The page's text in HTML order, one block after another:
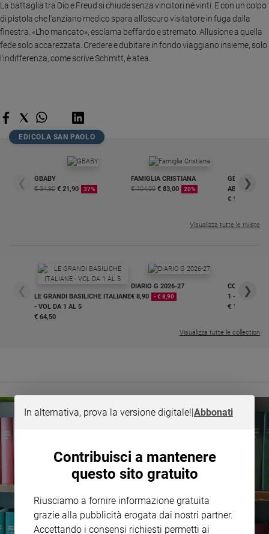
Sanremo
2026
Arte
Genitori
giovani
Adolescenza
Bioetica
Riflessioni
Podcast
Privacy
La battaglia tra Dio e Freud si chiude senza vincitori né vinti. E con un colpo
di pistola che l'anziano medico spara all’oscuro visitatore in fuga dalla
finestra. «L’ho mancato», esclama beffardo e stremato. Allusione a quella
fede solo accarezzata. Credere e dubitare in fondo viaggiano insieme, solo
l'indifferenza, come scrive Schmitt, è atea.
EDICOLA SAN PAOLO
❮
GBABY
€ 34,80 € 21,90 37%
FAMIGLIA CRISTIANA
€ 104,00 € 83,00 20%
GBABY
€ 16,99
❯
Visualizza tutte le riviste
❮
LE GRANDI BASILICHE ITALIANE
- VOL DA 1 AL 5
€ 64,50
DIARIO G 2026-27
€ 8,90
- € 8,90
COLLANA
1 - 2
€ 18,50
❯
Visualizza tutte le collection
In alternativa, prova la versione digitale!|Abbonati
Contribuisci a mantenere
questo sito gratuito
Riusciamo a fornire informazione gratuita
grazie alla pubblicità erogata dai nostri partner.
Accettando i consensi richiesti permetti ai